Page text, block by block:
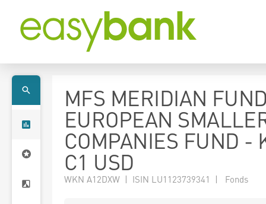
MFS MERIDIAN
EUROPEAN
COMPANIES FUND -
C1 USD
WKN A12DXW | ISIN LU1123739341 | Fonds